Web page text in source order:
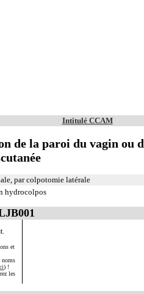
Intitulé CCAM
de la paroi du vagin ou
par colpotomie latérale
hydrocolpos
et
noms
) !
les